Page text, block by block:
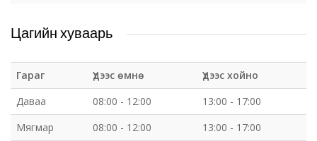
Цагийн хуваарь
Гараг Үдээс өмнө
Үдээс хойно
Даваа
08:00 - 12:00
13:00 - 17:00
Мягмар
08:00 - 12:00
13:00 - 17:00